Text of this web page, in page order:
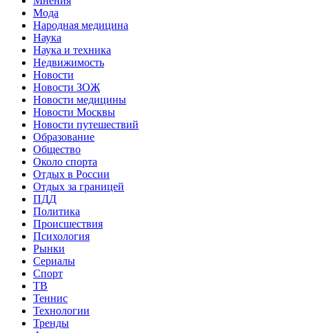
Мода
Народная медицина
Наука
Наука и техника
Недвижимость
Новости
Новости ЗОЖ
Новости медицины
Новости Москвы
Новости путешествий
Образование
Общество
Около спорта
Отдых в России
Отдых за границей
ПДД
Политика
Происшествия
Психология
Рынки
Сериалы
Спорт
ТВ
Теннис
Технологии
Тренды